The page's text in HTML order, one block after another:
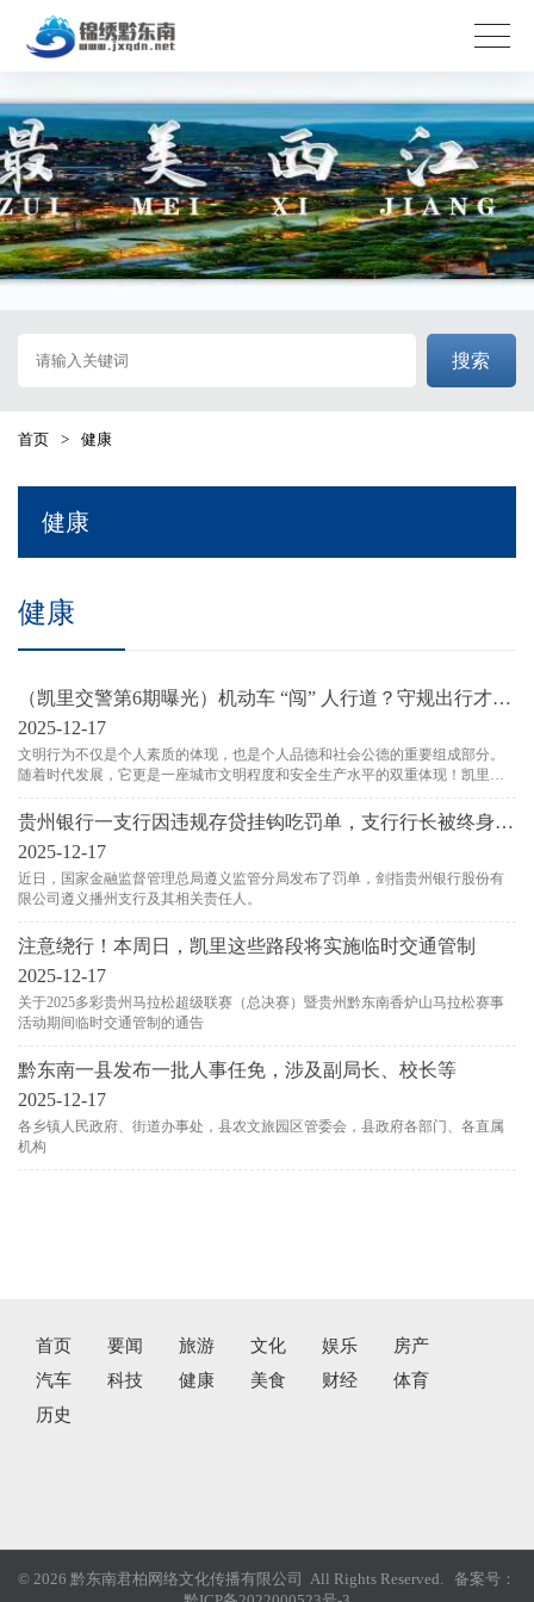
搜索
首页 > 健康
健康
健康
（凯里交警第6期曝光）机动车 “闯” 人行道？守规出行才安
全
2025-12-17
文明行为不仅是个人素质的体现，也是个人品德和社会公德的重要组成部分。
随着时代发展，它更是一座城市文明程度和安全生产水平的双重体现！凯里交
警将持续对"不文明交通违法行为"进行实名曝光，这些行为不但威胁着广大交通
参与者的出行安全，破坏安全生产秩序，更是城市发展中一道不和谐的音符！
贵州银行一支行因违规存贷挂钩吃罚单，支行行长被终身禁
业
2025-12-17
近日，国家金融监督管理总局遵义监管分局发布了罚单，剑指贵州银行股份有
限公司遵义播州支行及其相关责任人。
注意绕行！本周日，凯里这些路段将实施临时交通管制
2025-12-17
关于2025多彩贵州马拉松超级联赛（总决赛）暨贵州黔东南香炉山马拉松赛事
活动期间临时交通管制的通告
黔东南一县发布一批人事任免，涉及副局长、校长等
2025-12-17
各乡镇人民政府、街道办事处，县农文旅园区管委会，县政府各部门、各直属
机构
首页 要闻 旅游 文化 娱乐
房产
汽车
科技 健康 美食 财经
体育
历史
© 2026 黔东南君柏网络文化传播有限公司 All Rights Reserved. 备案号：